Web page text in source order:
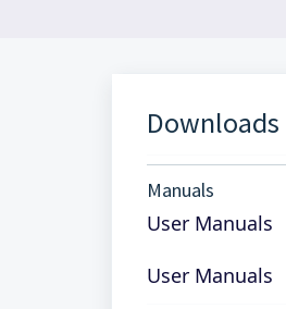
Downloads
Manuals
User Manuals
User Manuals